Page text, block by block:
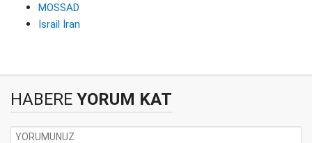
MOSSAD
İsrail İran
HABERE YORUM KAT